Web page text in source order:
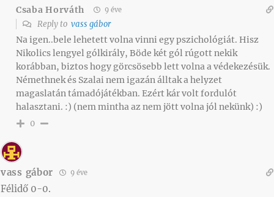
Csaba Horváth 9 éve
Reply to vass gábor
Na igen..bele lehetett volna vinni egy pszichológiát. Hisz
Nikolics lengyel gólkirály, Böde két gól rúgott nekik
korábban, biztos hogy görcsösebb lett volna a védekezésük.
Némethnek és Szalai nem igazán álltak a helyzet
magaslatán támadójátékban. Ezért kár volt fordulót
halasztani. :) (nem mintha az nem jött volna jól nekünk) :)
0
vass gábor 9 éve
Félidő 0-0.